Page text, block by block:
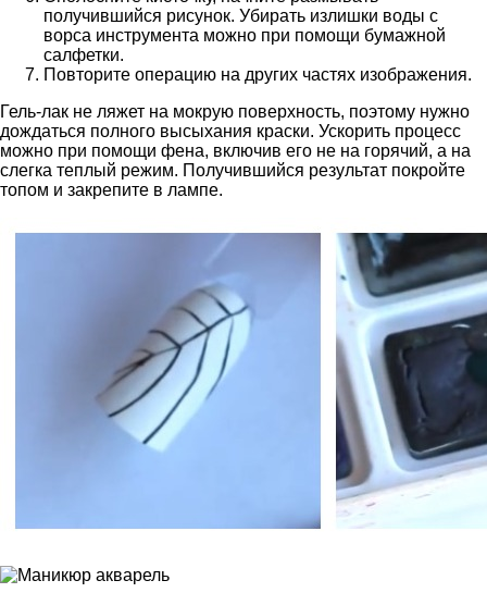
получившийся рисунок. Убирать излишки воды с
ворса инструмента можно при помощи бумажной
салфетки.
Повторите операцию на других частях изображения.
Гель-лак не ляжет на мокрую поверхность, поэтому нужно
дождаться полного высыхания краски. Ускорить процесс
можно при помощи фена, включив его не на горячий, а на
слегка теплый режим. Получившийся результат покройте
топом и закрепите в лампе.